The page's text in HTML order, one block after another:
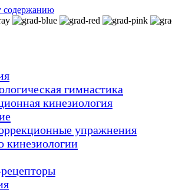
содержанию
гимнастика
кинезиология
упражнения
кинезиологии